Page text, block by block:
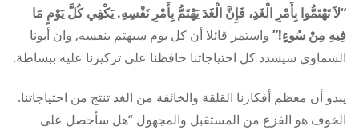
“لاَ تَهْتَمُّوا بِأَمْرِ الْغَدِ، فَإِنَّ الْغَدَ يَهْتَمُّ بِأَمْرِ نَفْسِهِ. يَكْفِي كُلَّ يَوْمٍ مَا
فِيهِ مِنْ سُوءٍ!” واستمر قائلا أن كل يوم سيهتم بنفسه, وان أبونا
السماوي سيسدد كل احتياجاتنا حافظنا على تركيزنا عليه ببساطة.
يبدو أن معظم أفكارنا القلقة والخائفة من الغد تنتج من احتياجاتنا.
الخوف هو الفزع من المستقبل والمجهول “هل سأحصل على